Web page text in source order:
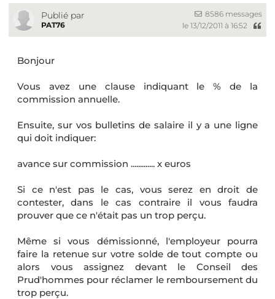
Publié par
PAT76
8586 messages
le 13/12/2011 à 16:52
Bonjour
Vous avez une clause indiquant le % de la
commission annuelle.
Ensuite, sur vos bulletins de salaire il y a une ligne
qui doit indiquer:
avance sur commission ............. x euros
Si ce n'est pas le cas, vous serez en droit de
contester, dans le cas contraire il vous faudra
prouver que ce n'était pas un trop perçu.
Même si vous démissionné, l'employeur pourra
faire la retenue sur votre solde de tout compte ou
alors vous assignez devant le Conseil des
Prud'hommes pour réclamer le remboursement du
trop perçu.